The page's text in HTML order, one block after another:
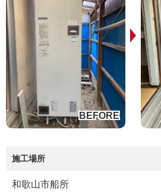
施工場所
和歌山市船所